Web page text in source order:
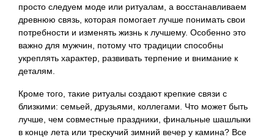
просто следуем моде или ритуалам, а восстанавливаем
древнюю связь, которая помогает лучше понимать свои
потребности и изменять жизнь к лучшему. Особенно это
важно для мужчин, потому что традиции способны
укреплять характер, развивать терпение и внимание к
деталям.
Кроме того, такие ритуалы создают крепкие связи с
близкими: семьей, друзьями, коллегами. Что может быть
лучше, чем совместные праздники, финальные шашлыки
в конце лета или трескучий зимний вечер у камина? Все